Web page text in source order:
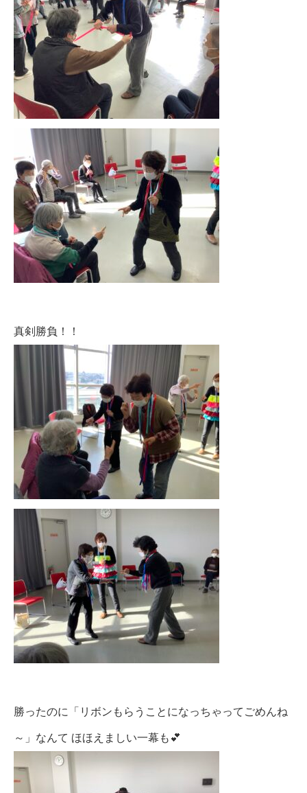
真剣勝負！！
勝ったのに「リボンもらうことになっちゃってごめんね
～」なんて ほほえましい一幕も💕